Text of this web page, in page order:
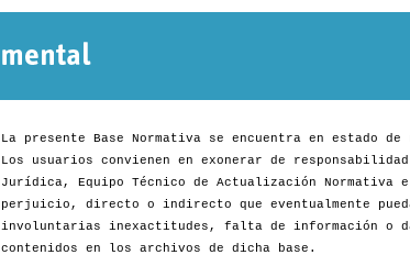
La presente Base Normativa se encuentra en estado
Los usuarios convienen en exonerar de
Jurídica, Equipo Técnico de Actualización
perjuicio, directo o indirecto que eventualmente
involuntarias inexactitudes, falta de información o
contenidos en los archivos de dicha base.